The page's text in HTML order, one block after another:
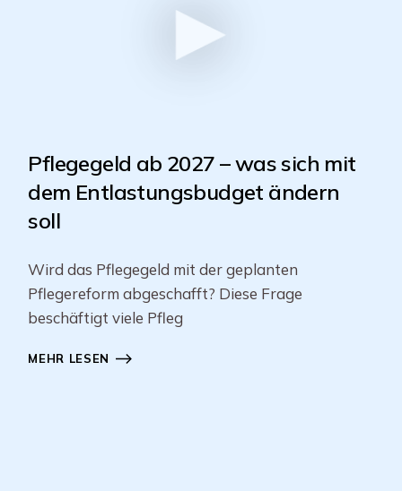
Pflegegeld ab 2027 – was sich mit
dem Entlastungsbudget ändern
soll
Wird das Pflegegeld mit der geplanten
Pflegereform abgeschafft? Diese Frage
beschäftigt viele Pfleg
MEHR LESEN